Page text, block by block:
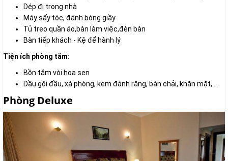
Dép đi trong nhà
Máy sấy tóc, đánh bóng giầy
Tủ treo quần áo,bàn làm việc,đèn bàn
Bàn tiếp khách - Kệ để hành lý
Tiện ích phòng tắm:
Bồn tắm vòi hoa sen
Dầu gội đầu, xà phòng, kem đánh răng, bàn chải, khăn mặt,...
Phòng Deluxe